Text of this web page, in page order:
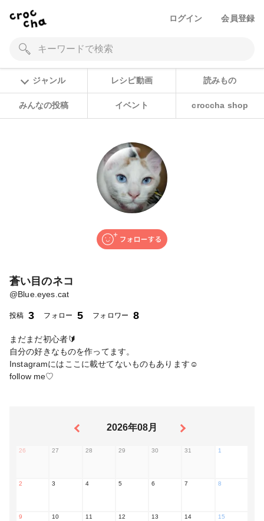
ログイン 会員登録
ジャンル レシピ動画 読みもの
みんなの投稿 イベント croccha shop
蒼い目のネコ
@Blue.eyes.cat
投稿 3 フォロー 5 フォロワー 8
まだまだ初心者🔰
自分の好きなものを作ってます。
Instagramにはここに載せてないものもあります☺️
follow me♡
2026年08月
26 27 28 29 30 31 1
2 3 4 5 6 7 8
9 10 11 12 13 14 15